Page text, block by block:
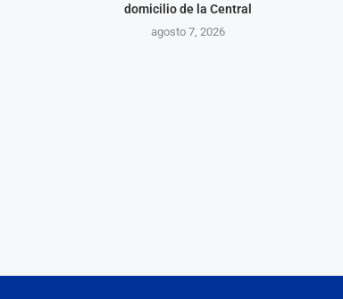
domicilio de la Central
agosto 7, 2026